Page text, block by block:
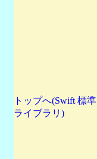
トップへ(Swift 標準
ライブラリ)